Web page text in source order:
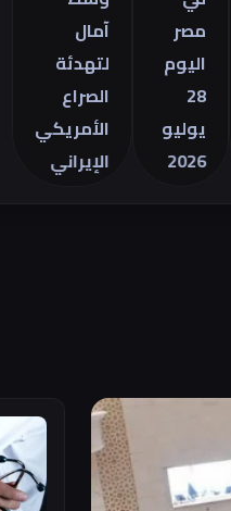
لتهدئة
الصراع
الأمريكي
الإيراني